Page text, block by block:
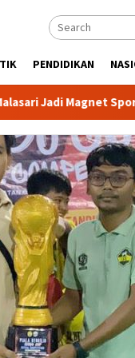
PENDIDIKAN
Sport Tourism,